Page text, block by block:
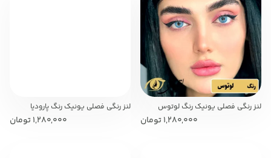
لنز رنگی فصلی یونیک رنگ لوتوس
1,280,000تومان
لنز رنگی فصلی یونیک رنگ پارودیا
1,280,000تومان